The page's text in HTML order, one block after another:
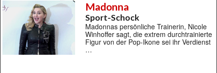
Madonna
Sport-Schock
Madonnas persönliche Trainerin, Nicole
Winhoffer sagt, die extrem durchtrainierte
Figur von der Pop-Ikone sei ihr Verdienst
…